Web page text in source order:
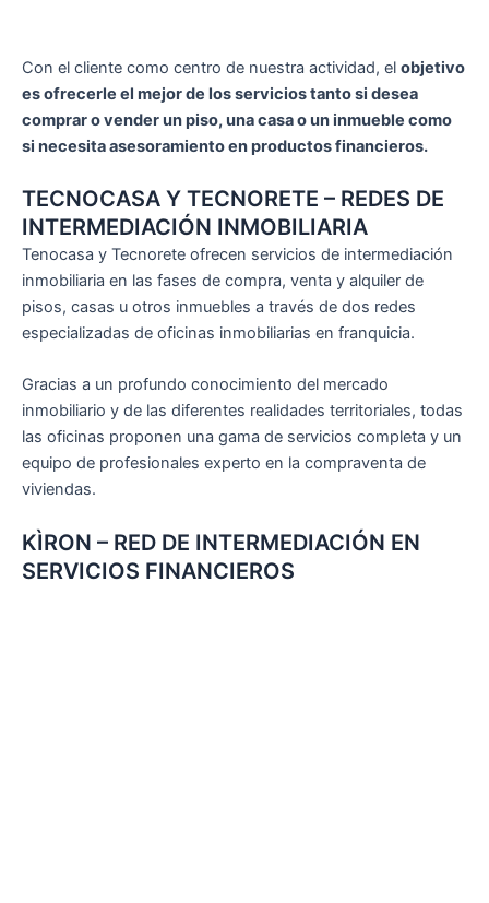
Con el cliente como centro de nuestra actividad, el objetivo
es ofrecerle el mejor de los servicios tanto si desea
comprar o vender un piso, una casa o un inmueble como
si necesita asesoramiento en productos financieros.
TECNOCASA Y TECNORETE – REDES DE
INTERMEDIACIÓN INMOBILIARIA
Tenocasa y Tecnorete ofrecen servicios de intermediación
inmobiliaria en las fases de compra, venta y alquiler de
pisos, casas u otros inmuebles a través de dos redes
especializadas de oficinas inmobiliarias en franquicia.
Gracias a un profundo conocimiento del mercado
inmobiliario y de las diferentes realidades territoriales, todas
las oficinas proponen una gama de servicios completa y un
equipo de profesionales experto en la compraventa de
viviendas.
KÌRON – RED DE INTERMEDIACIÓN EN
SERVICIOS FINANCIEROS